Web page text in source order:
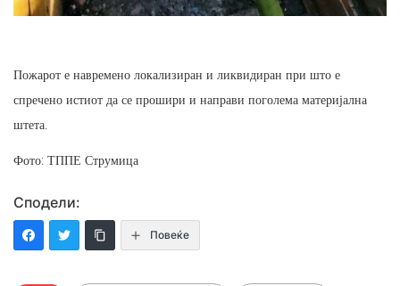
Пожарот е навремено локализиран и ликвидиран при што е
спречено истиот да се прошири и направи поголема материјална
штета.
Фото: ТППЕ Струмица
Сподели:
Повеќе